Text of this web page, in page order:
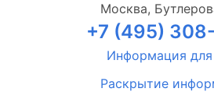
Москва,
+7 (495)
Информация
Раскрытие